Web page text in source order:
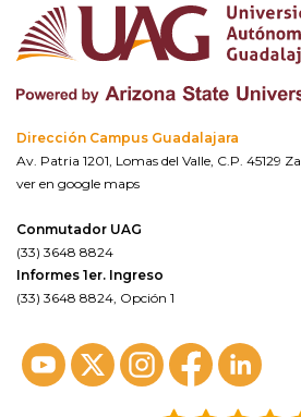
Dirección Campus Guadalajara
Av. Patria 1201, Lomas del Valle, C.P. 45129
ver en google maps
Conmutador UAG
(33) 3648 8824
Informes 1er. Ingreso
(33) 3648 8824, Opción 1